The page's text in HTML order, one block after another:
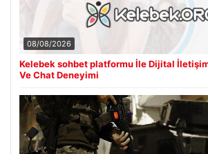
08/08/2026
Kelebek sohbet platformu İle Dijital
Ve Chat Deneyimi